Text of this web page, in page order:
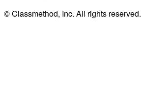
© Classmethod, Inc. All rights reserved.